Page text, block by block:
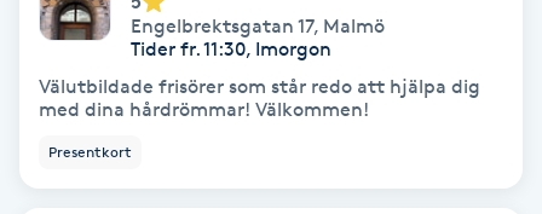
Hälsa
Hälsprickor
Idrottsmassage
Engelbrektsgatan 17, Malmö
Tider fr. 11:30, Imorgon
Välutbildade frisörer som står redo att hjälpa dig
med dina hårdrömmar! Välkommen!
Presentkort